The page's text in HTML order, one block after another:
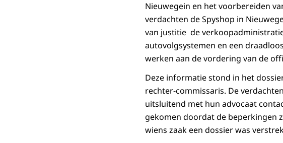
Nieuwegein en het voorbereiden
verdachten de Spyshop in
van justitie de
autovolgsystemen en een
werken aan de vordering van de
Deze informatie stond in het
rechter-commissaris. De
uitsluitend met hun advocaat
gekomen doordat de beperkingen
wiens zaak een dossier was